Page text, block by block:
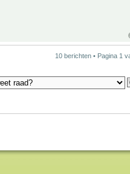
10 berichten • Pagina 1